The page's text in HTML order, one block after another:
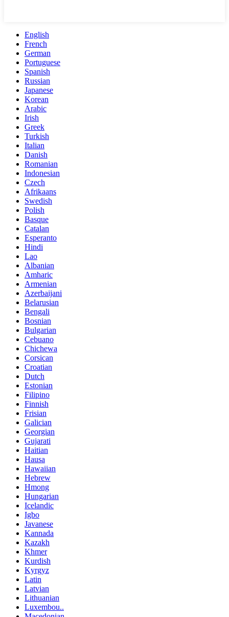
English
French
German
Portuguese
Spanish
Russian
Japanese
Korean
Arabic
Irish
Greek
Turkish
Italian
Danish
Romanian
Indonesian
Czech
Afrikaans
Swedish
Polish
Basque
Catalan
Esperanto
Hindi
Lao
Albanian
Amharic
Armenian
Azerbaijani
Belarusian
Bengali
Bosnian
Bulgarian
Cebuano
Chichewa
Corsican
Croatian
Dutch
Estonian
Filipino
Finnish
Frisian
Galician
Georgian
Gujarati
Haitian
Hausa
Hawaiian
Hebrew
Hmong
Hungarian
Icelandic
Igbo
Javanese
Kannada
Kazakh
Khmer
Kurdish
Kyrgyz
Latin
Latvian
Lithuanian
Luxembou..